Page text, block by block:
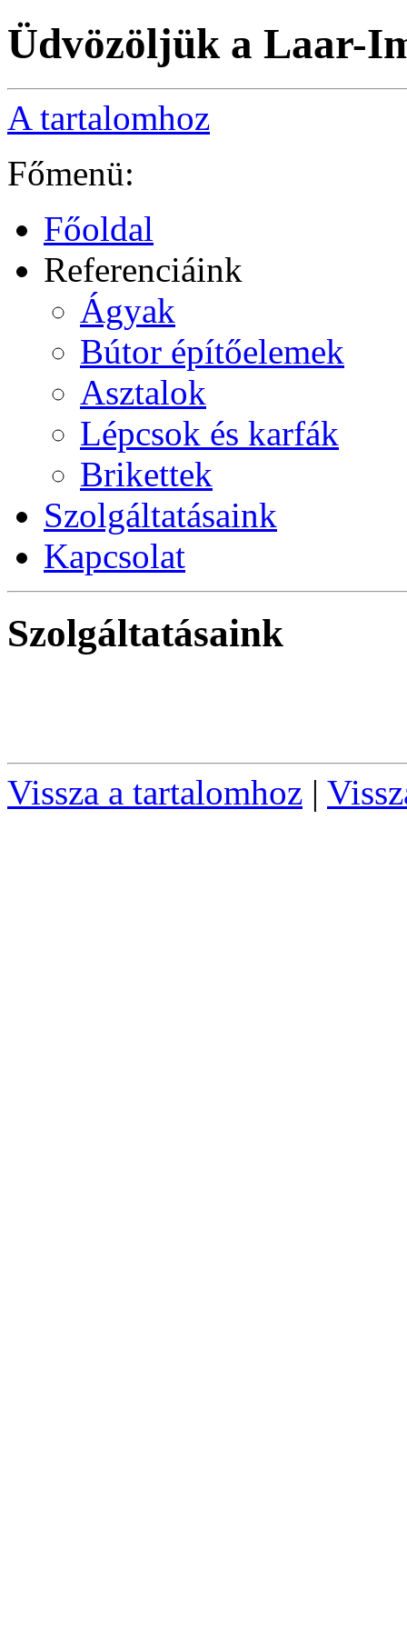
Üdvözöljük a Laar-
A tartalomhoz
Főmenü:
Főoldal
Referenciáink
Ágyak
Bútor építőelemek
Asztalok
Lépcsok és karfák
Brikettek
Szolgáltatásaink
Kapcsolat
Szolgáltatásaink
Vissza a tartalomhoz |